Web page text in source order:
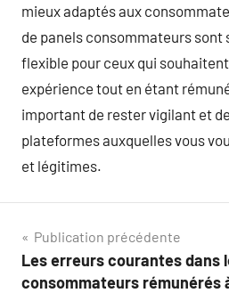
mieux adaptés aux
de panels consommateurs sont
flexible pour ceux qui
expérience tout en étant
important de rester vigilant et
plateformes auxquelles vous
et légitimes.
Navigation
de
Publication précédente
Les erreurs courantes dans
consommateurs rémunérés